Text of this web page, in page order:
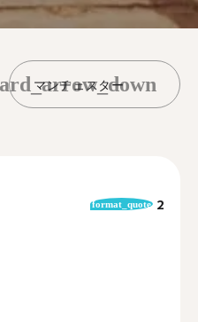
マンチェスター
format_quote 2